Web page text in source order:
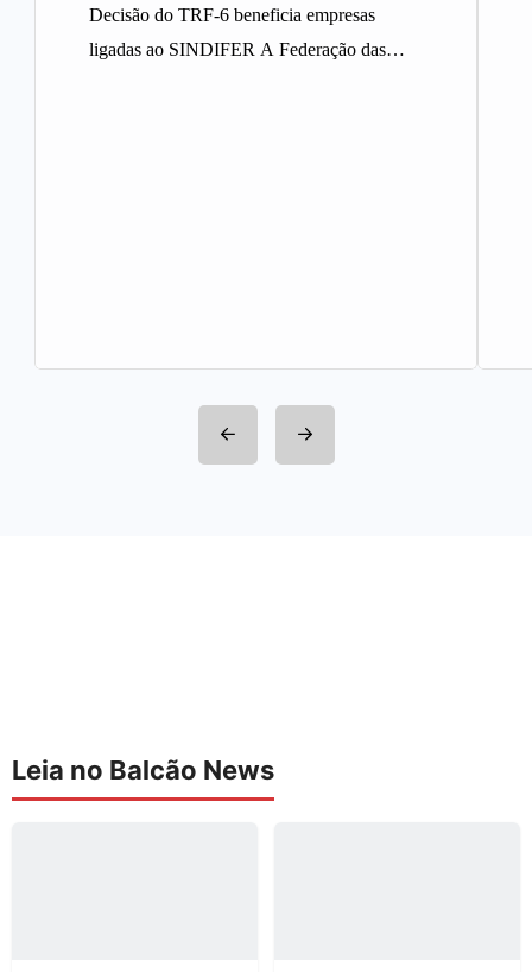
Decisão do TRF-6 beneficia empresas
ligadas ao SINDIFER A Federação das
Leia no Balcão News